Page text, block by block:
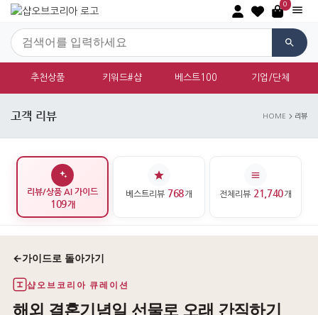
0
추천상품 키워드#샵 베스트100 기업/단체
고객 리뷰 HOME 리뷰
리뷰/상품 AI 가이드
109개
베스트리뷰 768개 전체리뷰 21,740개
←가이드로 돌아가기
샵오브코리아 큐레이션
해외 결혼기념일 선물로 오래 간직하기